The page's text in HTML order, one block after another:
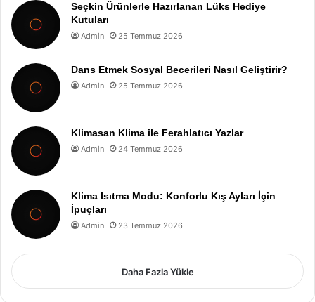
Seçkin Ürünlerle Hazırlanan Lüks Hediye
Kutuları
Admin 25 Temmuz 2026
Dans Etmek Sosyal Becerileri Nasıl Geliştirir?
Admin 25 Temmuz 2026
Klimasan Klima ile Ferahlatıcı Yazlar
Admin 24 Temmuz 2026
Klima Isıtma Modu: Konforlu Kış Ayları İçin
İpuçları
Admin 23 Temmuz 2026
Daha Fazla Yükle